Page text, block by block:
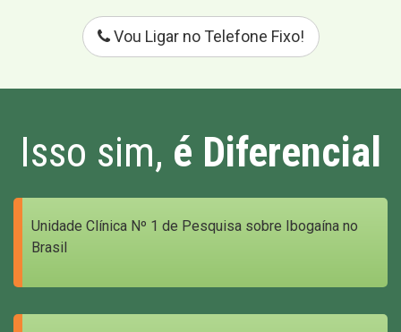
Vou Ligar no Telefone Fixo!
Isso sim, é Diferencial
Unidade Clínica Nº 1 de Pesquisa sobre Ibogaína no
Brasil